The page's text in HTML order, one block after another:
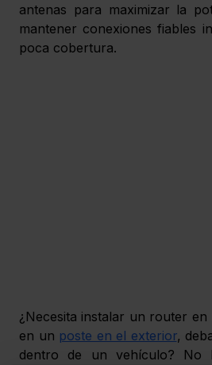
antenas para maximizar la
mantener conexiones fiables
poca cobertura.
¿Necesita instalar un router
en un poste en el exterior,
dentro de un vehículo? No